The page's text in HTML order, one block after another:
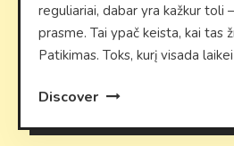
reguliariai, dabar yra kažkur
prasme. Tai ypač keista, kai tas
Patikimas. Toks, kurį visada
Discover